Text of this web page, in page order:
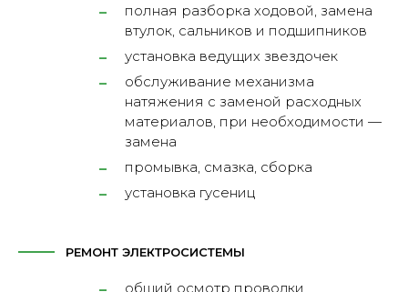
полная разборка ходовой, замена
втулок, сальников и подшипников
установка ведущих звездочек
обслуживание механизма
натяжения с заменой расходных
материалов, при необходимости —
замена
промывка, смазка, сборка
установка гусениц
РЕМОНТ ЭЛЕКТРОСИСТЕМЫ
общий осмотр проводки